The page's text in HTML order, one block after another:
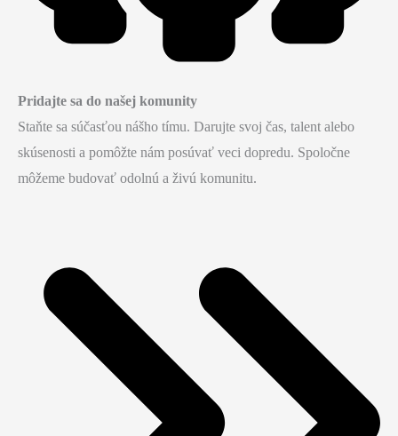
Pridajte sa do našej komunity
Staňte sa súčasťou nášho tímu. Darujte svoj čas, talent alebo
skúsenosti a pomôžte nám posúvať veci dopredu. Spoločne
môžeme budovať odolnú a živú komunitu.